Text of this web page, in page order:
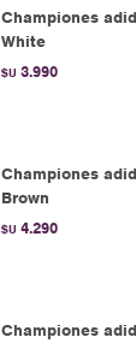
Championes
White
$U 3.990
Championes
Brown
$U 4.290
Championes